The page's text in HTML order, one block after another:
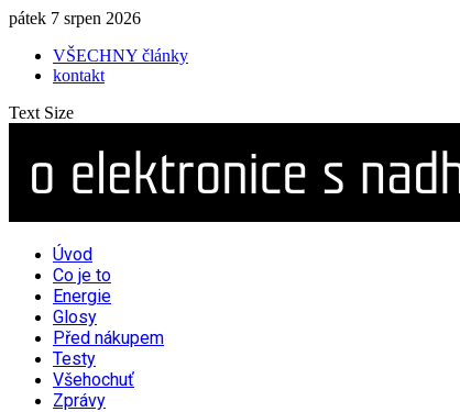
pátek 7 srpen 2026
VŠECHNY články
kontakt
Text Size
Úvod
Co je to
Energie
Glosy
Před nákupem
Testy
Všehochuť
Zprávy